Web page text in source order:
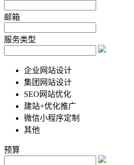
邮箱
服务类型
企业网站设计
集团网站设计
SEO网站优化
建站+优化推广
微信小程序定制
其他
预算